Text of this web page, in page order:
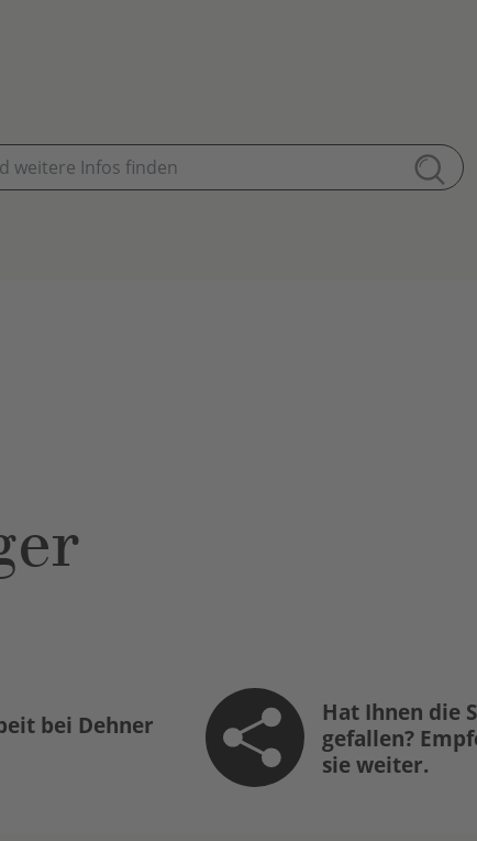
bei Dehner
Hat Ihnen die
gefallen?
sie weiter.